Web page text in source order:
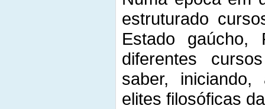
estruturado
Estado gaúcho,
diferentes
saber,
elites filosóficas